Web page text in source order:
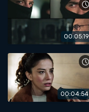
00:05:19
00:04:54